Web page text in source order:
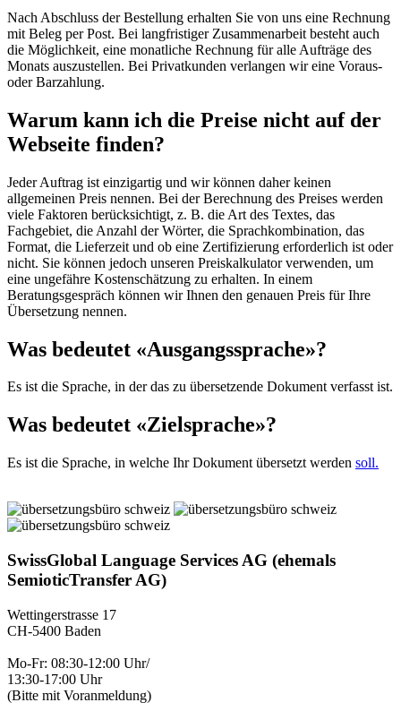
Nach Abschluss der Bestellung erhalten Sie von uns eine Rechnung
mit Beleg per Post. Bei langfristiger Zusammenarbeit besteht auch
die Möglichkeit, eine monatliche Rechnung für alle Aufträge des
Monats auszustellen. Bei Privatkunden verlangen wir eine Voraus-
oder Barzahlung.
Warum kann ich die Preise nicht auf der
Webseite finden?
Jeder Auftrag ist einzigartig und wir können daher keinen
allgemeinen Preis nennen. Bei der Berechnung des Preises werden
viele Faktoren berücksichtigt, z. B. die Art des Textes, das
Fachgebiet, die Anzahl der Wörter, die Sprachkombination, das
Format, die Lieferzeit und ob eine Zertifizierung erforderlich ist oder
nicht. Sie können jedoch unseren Preiskalkulator verwenden, um
eine ungefähre Kostenschätzung zu erhalten. In einem
Beratungsgespräch können wir Ihnen den genauen Preis für Ihre
Übersetzung nennen.
Was bedeutet «Ausgangssprache»?
Es ist die Sprache, in der das zu übersetzende Dokument verfasst ist.
Was bedeutet «Zielsprache»?
Es ist die Sprache, in welche Ihr Dokument übersetzt werden soll.
SwissGlobal Language Services AG (ehemals
SemioticTransfer AG)
Wettingerstrasse 17
CH-5400 Baden
Mo-Fr: 08:30-12:00 Uhr/
13:30-17:00 Uhr
(Bitte mit Voranmeldung)